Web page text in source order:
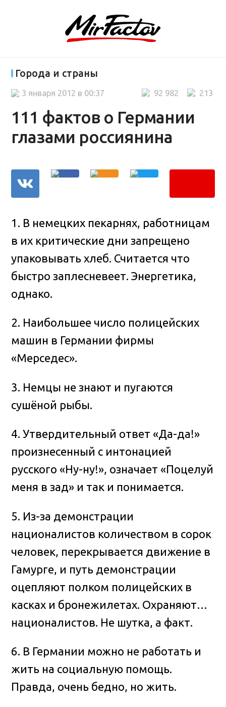
Города и страны
111 фактов о Германии
глазами россиянина
213
92 982
3 января 2012 в 00:37
1. В немецких пекарнях, работницам
в их критические дни запрещено
упаковывать хлеб. Считается что
быстро заплесневеет. Энергетика,
однако.
2. Наибольшее число полицейских
машин в Германии фирмы
«Мерседес».
3. Немцы не знают и пугаются
сушёной рыбы.
4. Утвердительный ответ «Да-да!»
произнесенный с интонацией
русского «Ну-ну!», означает «Поцелуй
меня в зад» и так и понимается.
5. Из-за демонстрации
националистов количеством в сорок
человек, перекрывается движение в
Гамурге, и путь демонстрации
оцепляют полком полицейских в
касках и бронежилетах. Охраняют…
националистов. Не шутка, а факт.
6. В Германии можно не работать и
жить на социальную помощь.
Правда, очень бедно, но жить.